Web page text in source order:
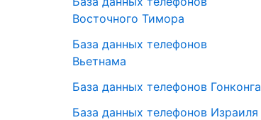
Восточного Тимора
База данных телефонов
Вьетнама
База данных телефонов Гонконга
База данных телефонов Израиля